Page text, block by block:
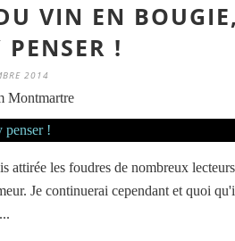
VIN EN
!
2014
Montmartre
attirée les foudres de nombreux
Je continuerai cependant et quoi